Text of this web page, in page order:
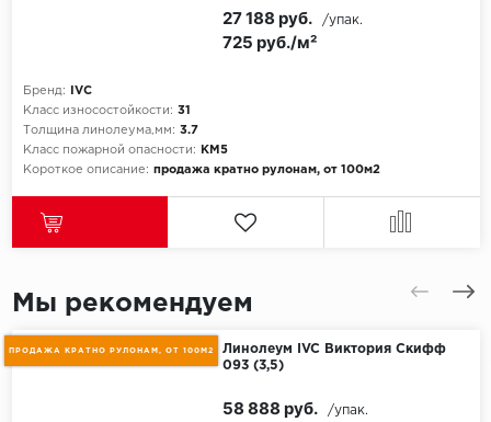
Бренд:
IVC
Класс износостойкости: 31
Толщина линолеума,мм: 3.7
Класс пожарной опасности:
КМ5
Короткое описание: продажа кратно рулонам, от 100м2
725 руб./м²
27 188 руб. /упак.
Мы рекомендуем
ПРОДАЖА КРАТНО РУЛОНАМ, ОТ 100М2
Линолеум IVC Виктория Скифф
093 (3,5)
58 888 руб. /упак.